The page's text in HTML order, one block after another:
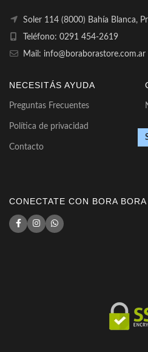
Soler 114 (8000) Bahía Blanca,
Teléfono: 0291 454-2619
Mail: info@boraborastore.com.ar
NECESITÁS AYUDA
Preguntas Frecuentes
Política de privacidad
Contacto
CONECTATE CON BORA BORA